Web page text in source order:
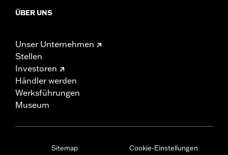
ÜBER UNS
Unser Unternehmen
Stellen
Investoren
Händler werden
Werksführungen
Museum
Sitemap Cookie-Einstellungen